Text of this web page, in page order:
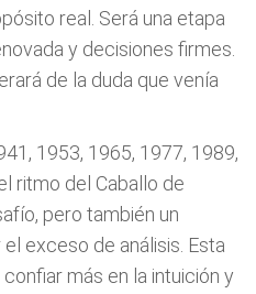
real. Será una etapa
y decisiones firmes.
de la duda que venía
1953, 1965, 1977, 1989,
ritmo del Caballo de
pero también un
exceso de análisis. Esta
más en la intuición y